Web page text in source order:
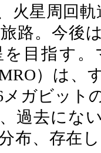
火星周回
路。今後
目指す
）は、
ガビット
過去にな
布、存在